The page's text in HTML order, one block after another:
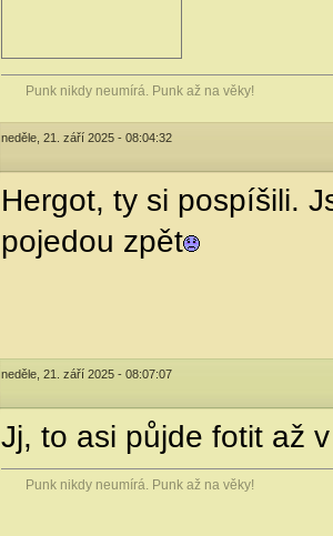
Punk nikdy neumírá. Punk až na věky!
neděle, 21. září 2025 - 08:04:32
Hergot, ty si pospíšili.
pojedou zpět
neděle, 21. září 2025 - 08:07:07
Jj, to asi půjde fotit až
Punk nikdy neumírá. Punk až na věky!